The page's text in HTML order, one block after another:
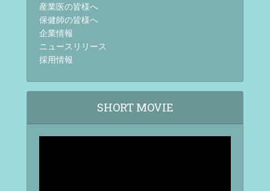
産業医の皆様へ
保健師の皆様へ
企業情報
ニュースリリース
採用情報
SHORT MOVIE